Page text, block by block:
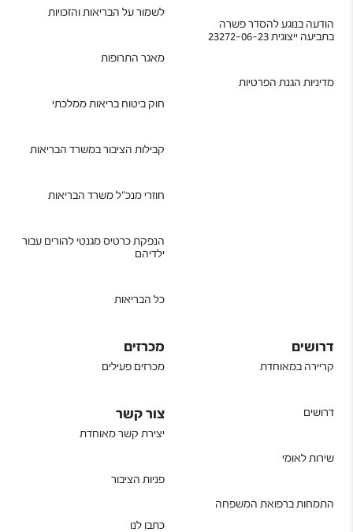
הודעה בנוגע להסדר פשרה
בתביעה ייצוגית 23272-06-23
מדיניות הגנת הפרטיות
לשמור על הבריאות והזכויות
מאגר התרופות
חוק ביטוח בריאות ממלכתי
קבילות הציבור במשרד הבריאות
חוזרי מנכ"ל משרד הבריאות
הנפקת כרטיס מגנטי להורים עבור
ילדיהם
כל הבריאות
דרושים
קריירה במאוחדת
דרושים
שירות לאומי
התמחות ברפואת המשפחה
מכרזים
מכרזים פעילים
צור קשר
יצירת קשר מאוחדת
פניות הציבור
כתבו לנו